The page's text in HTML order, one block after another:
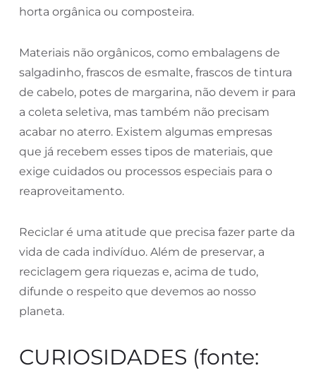
horta orgânica ou composteira.
Materiais não orgânicos, como embalagens de
salgadinho, frascos de esmalte, frascos de tintura
de cabelo, potes de margarina, não devem ir para
a coleta seletiva, mas também não precisam
acabar no aterro. Existem algumas empresas
que já recebem esses tipos de materiais, que
exige cuidados ou processos especiais para o
reaproveitamento.
Reciclar é uma atitude que precisa fazer parte da
vida de cada indivíduo. Além de preservar, a
reciclagem gera riquezas e, acima de tudo,
difunde o respeito que devemos ao nosso
planeta.
CURIOSIDADES (fonte: